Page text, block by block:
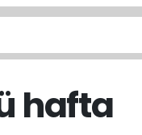
hafta